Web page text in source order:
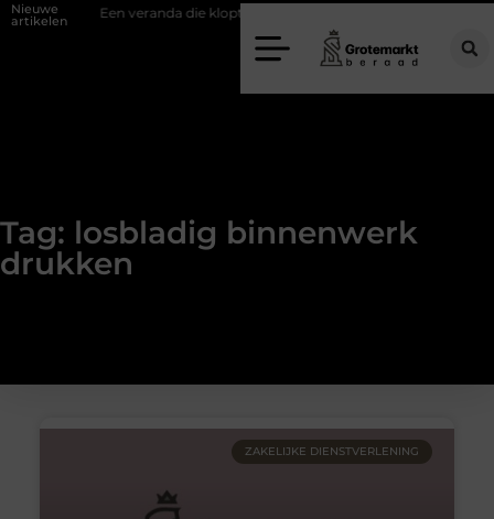
Nieuwe
artikelen Een veranda die klopt begint bij slimme keuzes
Tag: losbladig binnenwerk
drukken
ZAKELIJKE DIENSTVERLENING